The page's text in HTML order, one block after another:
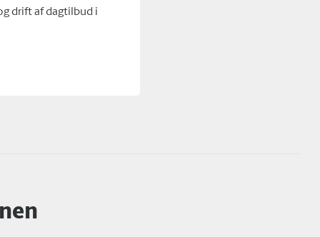
drift af dagtilbud i